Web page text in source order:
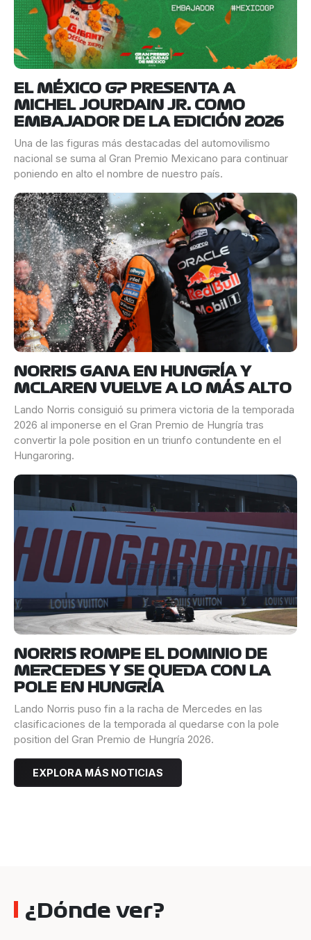
EL MÉXICO GP PRESENTA A
MICHEL JOURDAIN JR. COMO
EMBAJADOR DE LA EDICIÓN 2026
Una de las figuras más destacadas del automovilismo
nacional se suma al Gran Premio Mexicano para continuar
poniendo en alto el nombre de nuestro país.
NORRIS GANA EN HUNGRÍA Y
MCLAREN VUELVE A LO MÁS ALTO
Lando Norris consiguió su primera victoria de la temporada
2026 al imponerse en el Gran Premio de Hungría tras
convertir la pole position en un triunfo contundente en el
Hungaroring.
NORRIS ROMPE EL DOMINIO DE
MERCEDES Y SE QUEDA CON LA
POLE EN HUNGRÍA
Lando Norris puso fin a la racha de Mercedes en las
clasificaciones de la temporada al quedarse con la pole
position del Gran Premio de Hungría 2026.
EXPLORA MÁS NOTICIAS
¿Dónde ver?